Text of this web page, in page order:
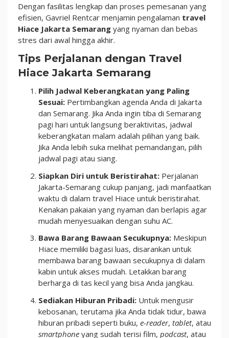
Dengan fasilitas lengkap dan proses pemesanan yang
efisien, Gavriel Rentcar menjamin pengalaman travel
Hiace Jakarta Semarang yang nyaman dan bebas
stres dari awal hingga akhir.
Tips Perjalanan dengan Travel
Hiace Jakarta Semarang
Pilih Jadwal Keberangkatan yang Paling
Sesuai: Pertimbangkan agenda Anda di Jakarta
dan Semarang. Jika Anda ingin tiba di Semarang
pagi hari untuk langsung beraktivitas, jadwal
keberangkatan malam adalah pilihan yang baik.
Jika Anda lebih suka melihat pemandangan, pilih
jadwal pagi atau siang.
Siapkan Diri untuk Beristirahat: Perjalanan
Jakarta-Semarang cukup panjang, jadi manfaatkan
waktu di dalam travel Hiace untuk beristirahat.
Kenakan pakaian yang nyaman dan berlapis agar
mudah menyesuaikan dengan suhu AC.
Bawa Barang Bawaan Secukupnya: Meskipun
Hiace memiliki bagasi luas, disarankan untuk
membawa barang bawaan secukupnya di dalam
kabin untuk akses mudah. Letakkan barang
berharga di tas kecil yang bisa Anda jangkau.
Sediakan Hiburan Pribadi: Untuk mengusir
kebosanan, terutama jika Anda tidak tidur, bawa
hiburan pribadi seperti buku, e-reader, tablet, atau
smartphone yang sudah terisi film, podcast, atau